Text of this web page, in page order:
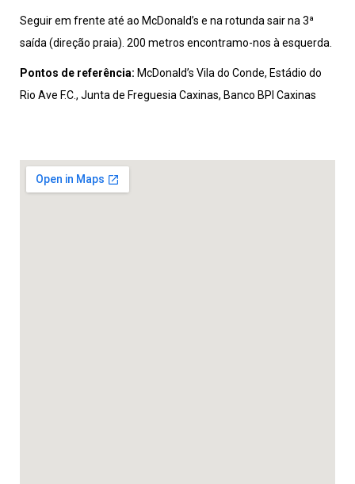
Seguir em frente até ao McDonald’s e na rotunda sair na 3ª
saída (direção praia). 200 metros encontramo-nos à esquerda.
Pontos de referência: McDonald’s Vila do Conde, Estádio do
Rio Ave F.C., Junta de Freguesia Caxinas, Banco BPI Caxinas